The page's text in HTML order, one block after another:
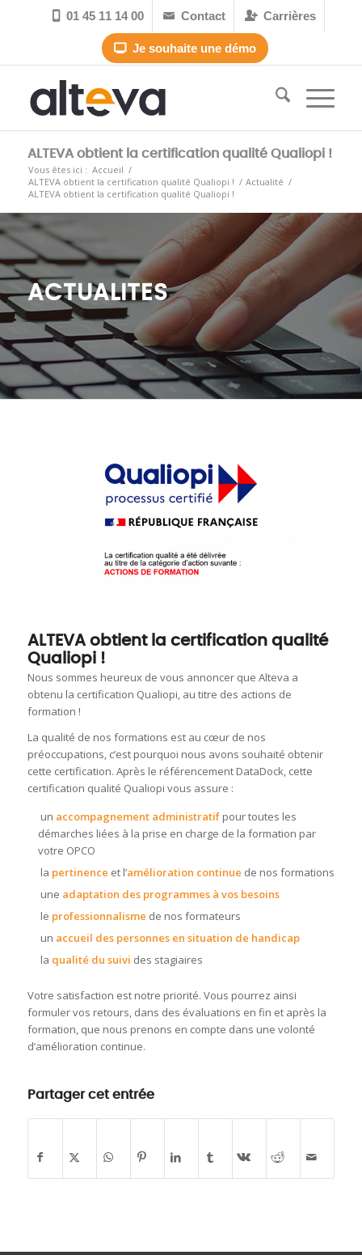
 01 45 11 14 00  Contact Carrières
Je souhaite une démo
ALTEVA obtient la certification qualité Qualiopi !
Vous êtes ici : Accueil /
ALTEVA obtient la certification qualité Qualiopi ! / Actualité /
ALTEVA obtient la certification qualité Qualiopi !
ACTUALITES
ALTEVA obtient la certification qualité
Qualiopi !
Nous sommes heureux de vous annoncer que Alteva a
obtenu la certification Qualiopi, au titre des actions de
formation !
La qualité de nos formations est au cœur de nos
préoccupations, c’est pourquoi nous avons souhaité obtenir
cette certification. Après le référencement DataDock, cette
certification qualité Qualiopi vous assure :
un accompagnement administratif pour toutes les
démarches liées à la prise en charge de la formation par
votre OPCO
la pertinence et l’amélioration continue de nos formations
une adaptation des programmes à vos besoins
le professionnalisme de nos formateurs
un accueil des personnes en situation de handicap
la qualité du suivi des stagiaires
Votre satisfaction est notre priorité. Vous pourrez ainsi
formuler vos retours, dans des évaluations en fin et après la
formation, que nous prenons en compte dans une volonté
d’amélioration continue.
Partager cet entrée